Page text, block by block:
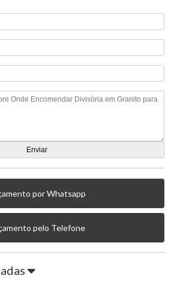
por Whatsapp
pelo Telefone